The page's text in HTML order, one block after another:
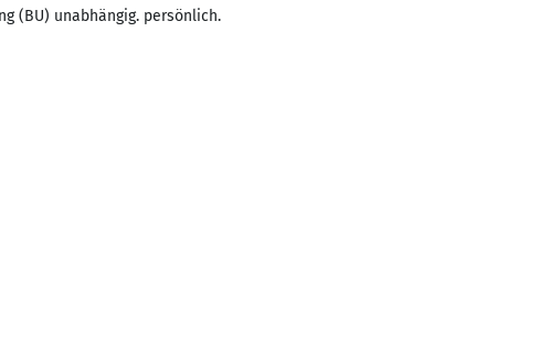
(BU) unabhängig. persönlich.